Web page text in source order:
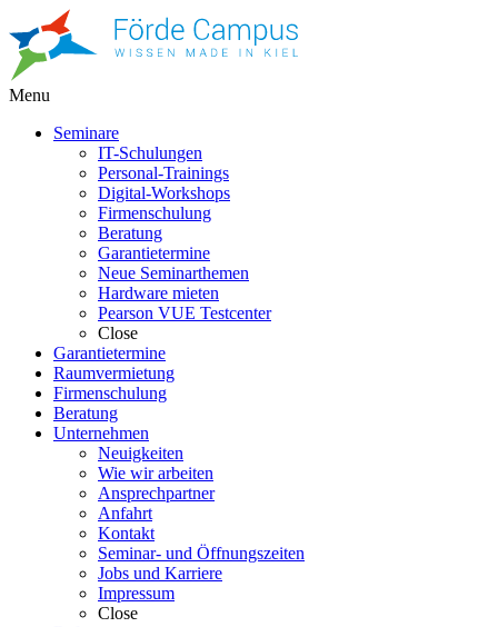
Menu
Seminare
IT-Schulungen
Personal-Trainings
Digital-Workshops
Firmenschulung
Beratung
Garantietermine
Neue Seminarthemen
Hardware mieten
Pearson VUE Testcenter
Close
Garantietermine
Raumvermietung
Firmenschulung
Beratung
Unternehmen
Neuigkeiten
Wie wir arbeiten
Ansprechpartner
Anfahrt
Kontakt
Seminar- und Öffnungszeiten
Jobs und Karriere
Impressum
Close